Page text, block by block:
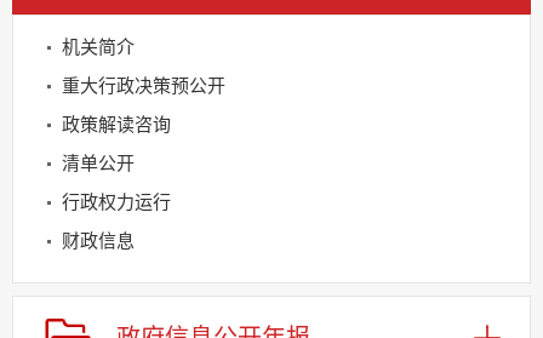
机关简介
重大行政决策预公开
政策解读咨询
清单公开
行政权力运行
财政信息
基层重点领域信息公开
规划信息